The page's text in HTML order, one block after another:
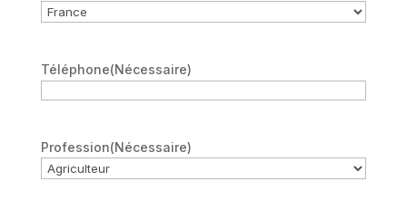
Téléphone(Nécessaire)
Profession(Nécessaire)